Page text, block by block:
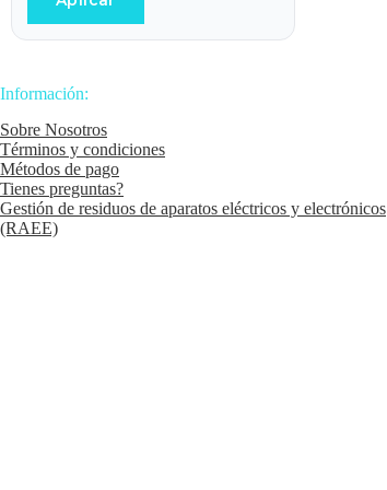
Información:
Sobre Nosotros
Términos y condiciones
Métodos de pago
Tienes preguntas?
Gestión de residuos de aparatos eléctricos y electrónicos
(RAEE)